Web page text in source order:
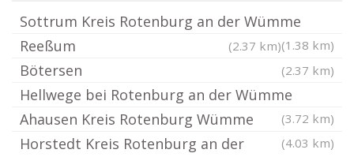
Sottrum Kreis Rotenburg an der Wümme
(1.38 km)
Reeßum (2.37 km)
Bötersen (2.37 km)
Hellwege bei Rotenburg an der Wümme
(3.72 km)
Ahausen Kreis Rotenburg Wümme
(4.03 km)
Horstedt Kreis Rotenburg an der